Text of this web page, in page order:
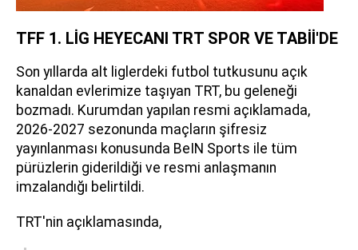
TFF 1. LİG HEYECANI TRT SPOR VE TABİİ'DE
Son yıllarda alt liglerdeki futbol tutkusunu açık
kanaldan evlerimize taşıyan TRT, bu geleneği
bozmadı. Kurumdan yapılan resmi açıklamada,
2026-2027 sezonunda maçların şifresiz
yayınlanması konusunda BeIN Sports ile tüm
pürüzlerin giderildiği ve resmi anlaşmanın
imzalandığı belirtildi.
TRT'nin açıklamasında,